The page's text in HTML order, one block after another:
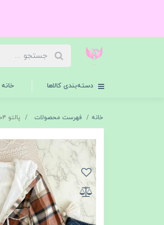
دسته‌بندی کالاها خانه
خانه فهرست محصولات پالتو ۴خونه داخل ببعی کد۷۹۶